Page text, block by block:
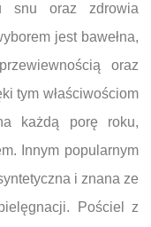
snu oraz zdrowia
jest bawełna,
oraz
tym właściwościom
każdą porę roku,
Innym popularnym
i znana ze
Pościel z